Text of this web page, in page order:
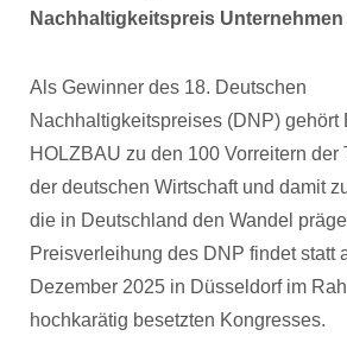
Nachhaltigkeitspreis Unternehmen
Als Gewinner des 18. Deutschen
Nachhaltigkeitspreises (DNP) gehört
HOLZBAU zu den 100 Vorreitern der
der deutschen Wirtschaft und damit
die in Deutschland den Wandel
Preisverleihung des DNP findet statt
Dezember 2025 in Düsseldorf im
hochkarätig besetzten Kongresses.